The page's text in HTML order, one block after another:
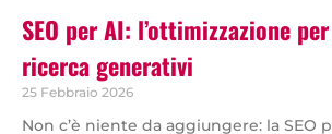
SEO per AI: l’ottimizzazione
ricerca generativi
25 Febbraio 2026
Non c’è niente da aggiungere: la SEO